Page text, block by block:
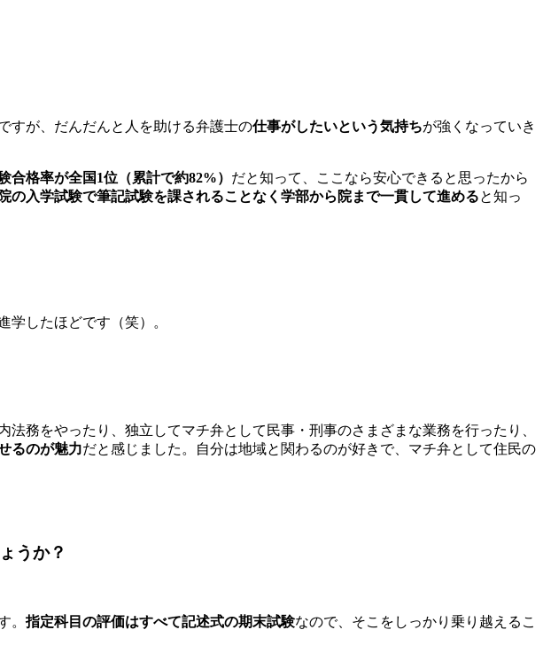
すが、だんだんと人を助ける弁護士の仕事がしたいという気持ちが強くなっていき
合格率が全国1位（累計で約82%） だと知って、ここなら安心できると思ったから
の入学試験で筆記試験を課されることなく学部から院まで一貫して進めると知っ
したほどです（笑）。
務をやったり、独立してマチ弁として民事・刑事のさまざまな業務を行ったり、
るのが魅力だと感じました。自分は地域と関わるのが好きで、マチ弁として住民の
うか？
。指定科目の評価はすべて記述式の期末試験なので、そこをしっかり乗り越えるこ